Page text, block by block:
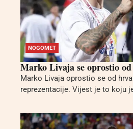
NOGOMET
Marko Livaja se oprostio
Marko Livaja oprostio se od
reprezentacije. Vijest je to koju